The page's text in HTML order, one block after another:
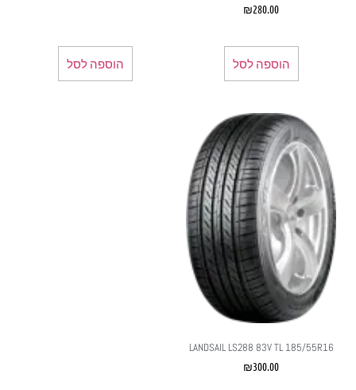
₪280.00
הוספה לסל הוספה לסל
LANDSAIL LS288 83V TL 185/55R16
₪300.00